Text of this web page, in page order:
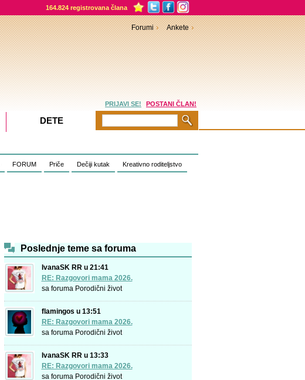
164.824 registrovana člana
FORUM Priče Dečiji kutak Kreativno roditeljstvo
Poslednje teme sa foruma
IvanaSK RR u 21:41
RE: Razgovori mama 2026.
sa foruma Porodični život
flamingos u 13:51
RE: Razgovori mama 2026.
sa foruma Porodični život
IvanaSK RR u 13:33
RE: Razgovori mama 2026.
sa foruma Porodični život
Forumi Ankete
PRIJAVI SE! POSTANI ČLAN!
DETE